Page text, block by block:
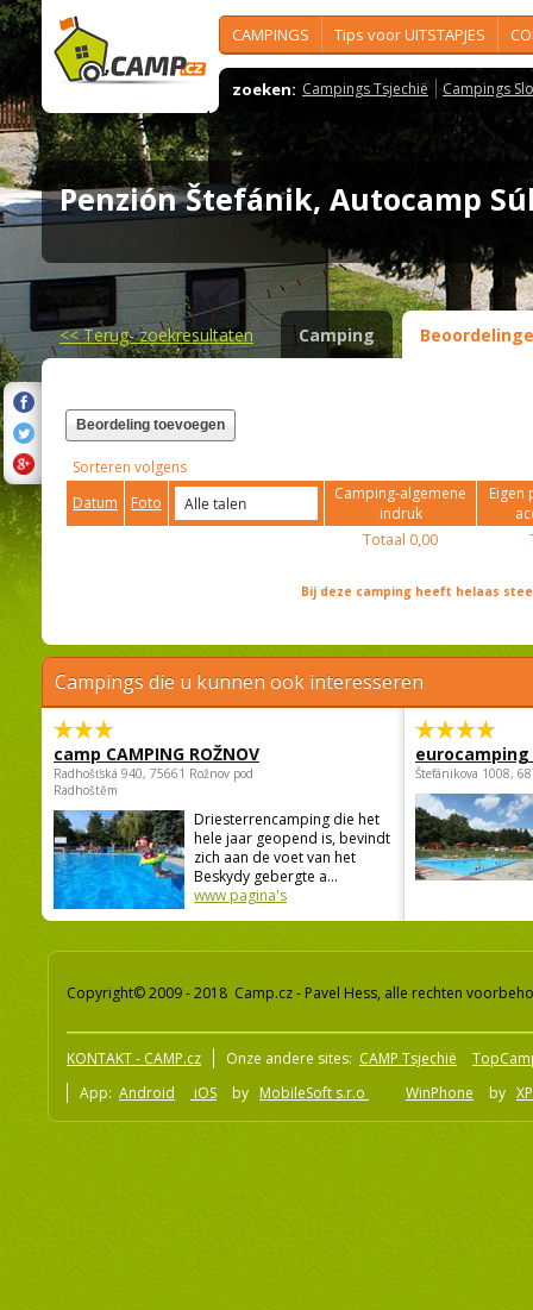
CAMPINGS Tips voor UITSTAPJES
zoeken: Campings Tsjechië Campings
Penzión Štefánik, Autocamp
<<Terug- zoekresultaten Camping
Beordeling toevoegen
Sorteren volgens
Datum
Foto
Camping-algemene
indruk
Eigen
Totaal 0,00
Bij deze camping heeft helaas
Campings die u kunnen ook interesseren
camp CAMPING ROŽNOV
Radhošťská 940, 75661 Rožnov pod
Radhoštěm
Driesterrencamping die het
hele jaar geopend is, bevindt
zich aan de voet van het
Beskydy gebergte a...
www pagina's
Štefánikova 1008,
Copyright© 2009 - 2018 Camp.cz - Pavel Hess, alle rechten
KONTAKT - CAMP.cz Onze andere sites: CAMP Tsjechië
App: Android iOS by MobileSoft s.r.o WinPhone by